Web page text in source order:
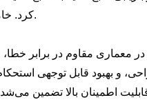
کرد. خاموش شدن تجهیزات، در غیر این صورت منجر به عملکرد غیراقتصادی خواهد شد.
و بهبود قابل توجهی